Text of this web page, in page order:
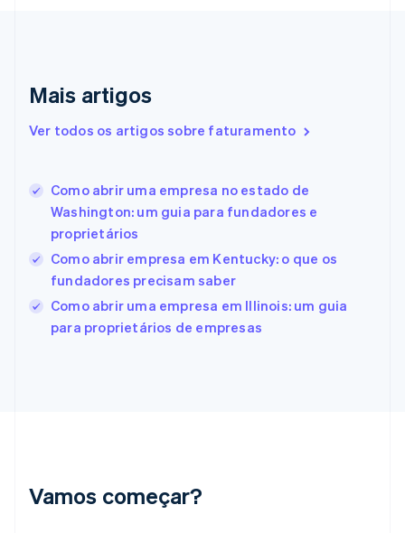
Mais artigos
Ver todos os artigos sobre faturamento
Como abrir uma empresa no estado de
Washington: um guia para fundadores e
proprietários
Como abrir empresa em Kentucky: o que os
fundadores precisam saber
Como abrir uma empresa em Illinois: um guia
para proprietários de empresas
Vamos começar?
Eslováquia
English
EnglishItaliano
Estados Unidos
EnglishEspañol简体中文
Estônia
English
Finlândia
EnglishSvenska
França
Gibraltar
English